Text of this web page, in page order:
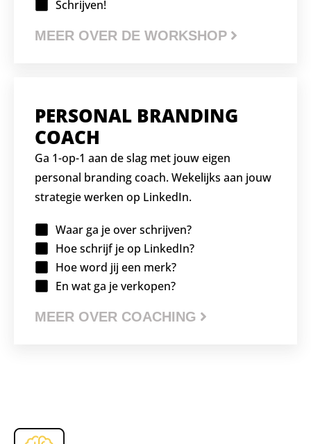
Schrijven!
MEER OVER DE WORKSHOP
PERSONAL BRANDING
COACH
Ga 1-op-1 aan de slag met jouw eigen
personal branding coach. Wekelijks aan jouw
strategie werken op LinkedIn.
Waar ga je over schrijven?
Hoe schrijf je op LinkedIn?
Hoe word jij een merk?
En wat ga je verkopen?
MEER OVER COACHING